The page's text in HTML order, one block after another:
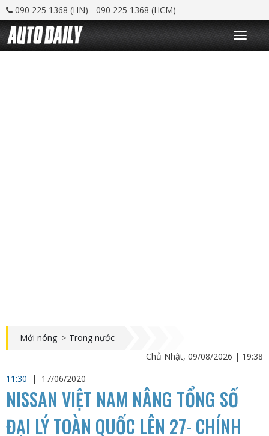
090 225 1368 (HN) - 090 225 1368 (HCM)
T
o
g
Mới nóng > Trong nước
Chủ Nhật, 09/08/2026 | 19:38
11:30
| 17/06/2020
NISSAN VIỆT NAM NÂNG TỔNG SỐ
ĐẠI LÝ TOÀN QUỐC LÊN 27- CHÍNH